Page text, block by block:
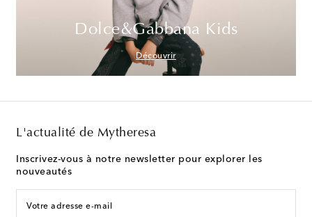
Dolce&Gabbana Kids
Découvrir
L'actualité de Mytheresa
Inscrivez-vous à notre newsletter pour explorer les
nouveautés
Votre adresse e-mail